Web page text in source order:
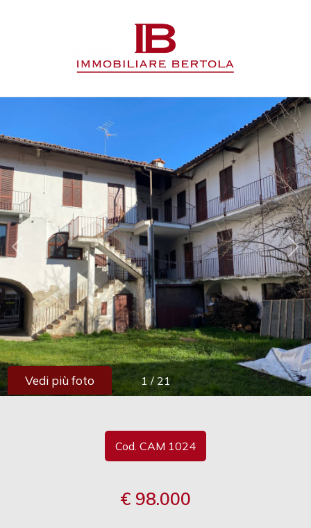
1 / 21
Vedi più foto
Cod. CAM 1024
€ 98.000
SERVIZI
CONTATTI
Qualsiasi
Vendita
Affitto
Scegli
dove
cercare
Provincia
Comune